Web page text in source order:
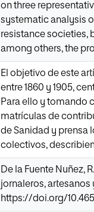
on three
systematic analysis
resistance societies,
among others, the
El objetivo de este
entre 1860 y 1905,
Para ello y tomando
matrículas de
de Sanidad y prensa
colectivos,
De la Fuente Nuñez,
jornaleros, artesanos
https://doi.org/